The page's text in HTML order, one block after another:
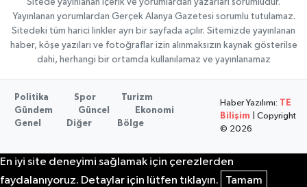
Sitede yayınlanan içerik ve yorumlardan yazarları sorumludur.
Yayınlanan yorumlardan Gerçek Alanya Gazetesi sorumlu tutulamaz.
Sitedeki tüm harici linkler ayrı bir sayfada açılır. Sitemizde yayınlanan
haber, köşe yazıları ve fotoğraflar izin alınmaksızın kaynak gösterilse
dahi, herhangi bir ortamda kullanılamaz ve yayınlanamaz
Politika Spor
Turizm
Gündem
Güncel
Ekonomi
Genel
Diğer Bölge
Haber Yazılımı:
TE
Bilişim | Copyright
© 2026
En iyi site deneyimi sağlamak için çerezlerden
faydalanıyoruz. Detaylar için lütfen tıklayın.
Tamam